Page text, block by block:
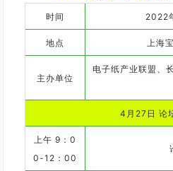
时间 2022
地点 上海
主办单位
电子纸产业联盟、
4月27日 论
上午 9：0
0-12：00